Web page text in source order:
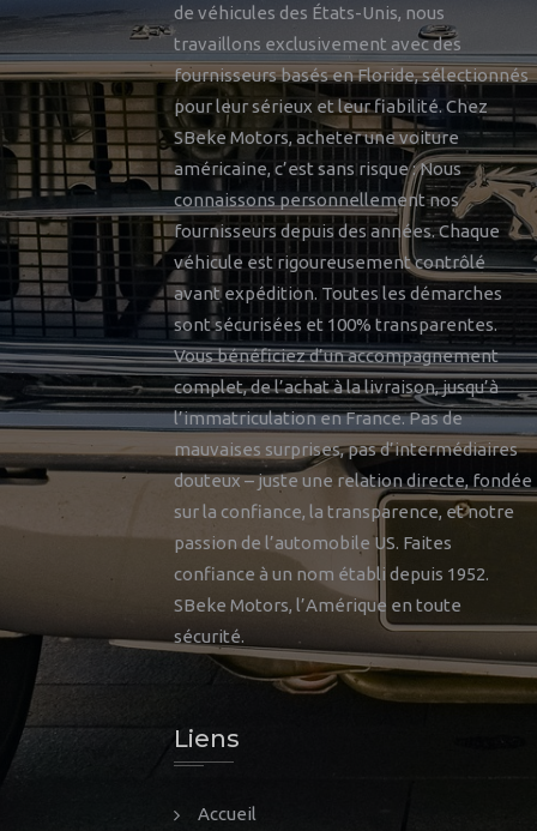
de véhicules des États-Unis, nous
travaillons exclusivement avec des
fournisseurs basés en Floride, sélectionnés
pour leur sérieux et leur fiabilité. Chez
SBeke Motors, acheter une voiture
américaine, c’est sans risque : Nous
connaissons personnellement nos
fournisseurs depuis des années. Chaque
véhicule est rigoureusement contrôlé
avant expédition. Toutes les démarches
sont sécurisées et 100% transparentes.
Vous bénéficiez d’un accompagnement
complet, de l’achat à la livraison, jusqu’à
l’immatriculation en France. Pas de
mauvaises surprises, pas d’intermédiaires
douteux – juste une relation directe, fondée
sur la confiance, la transparence, et notre
passion de l’automobile US. Faites
confiance à un nom établi depuis 1952.
SBeke Motors, l’Amérique en toute
sécurité.
Liens
Accueil